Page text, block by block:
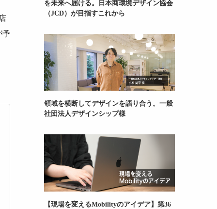
予
を未来へ届ける。日本商環境デザイン協会
（JCD）が目指すこれから
領域を横断してデザインを語り合う。一般
社団法人デザインシップ様
【現場を変えるMobilityのアイデア】第36